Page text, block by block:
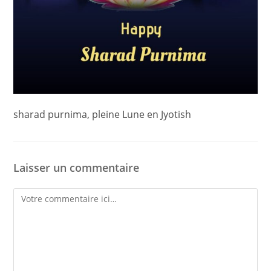
sharad purnima, pleine Lune en Jyotish
Laisser un commentaire
Comment